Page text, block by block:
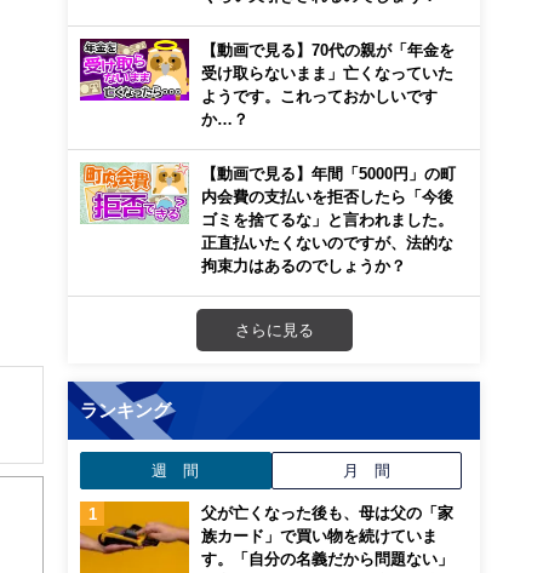
き
【動画で見る】70代の親が「年金を
受け取らないまま」亡くなっていた
ようです。これっておかしいです
か…？
【動画で見る】年間「5000円」の町
内会費の支払いを拒否したら「今後
ゴミを捨てるな」と言われました。
正直払いたくないのですが、法的な
拘束力はあるのでしょうか？
さらに見る
ランキング
週 間 月 間
父が亡くなった後も、母は父の「家
族カード」で買い物を続けていま
す。「自分の名義だから問題ない」